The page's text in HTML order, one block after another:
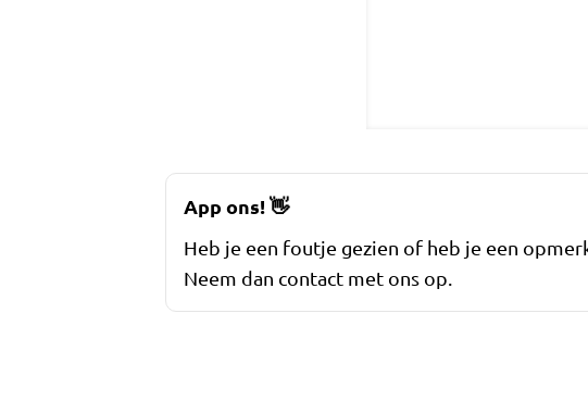
App ons!👋
Heb je een foutje gezien of heb je een
Neem dan contact met ons op.